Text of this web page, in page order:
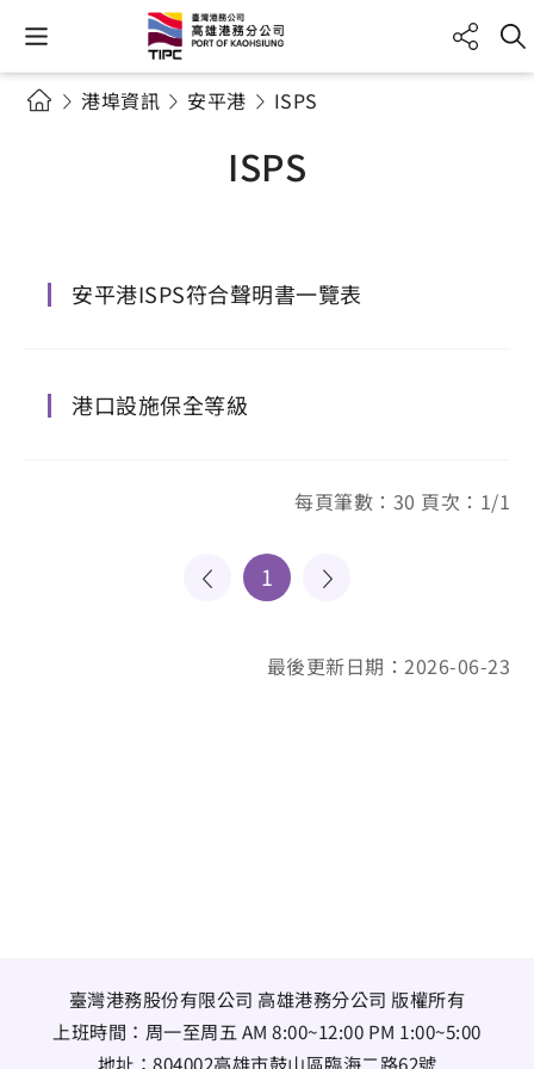
港埠資訊 安平港 ISPS
ISPS
安平港ISPS符合聲明書一覽表
港口設施保全等級
每頁筆數：30 頁次：1/1
1
最後更新日期：2026-06-23
臺灣港務股份有限公司 高雄港務分公司 版權所有
上班時間：周一至周五 AM 8:00~12:00 PM 1:00~5:00
地址： 804002高雄市鼓山區臨海二路62號